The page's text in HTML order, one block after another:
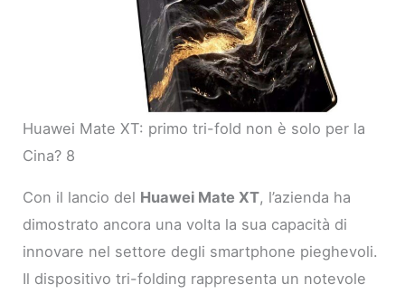
Huawei Mate XT: primo tri-fold non è solo per la
Cina? 8
Con il lancio del Huawei Mate XT, l’azienda ha
dimostrato ancora una volta la sua capacità di
innovare nel settore degli smartphone pieghevoli.
Il dispositivo tri-folding rappresenta un notevole